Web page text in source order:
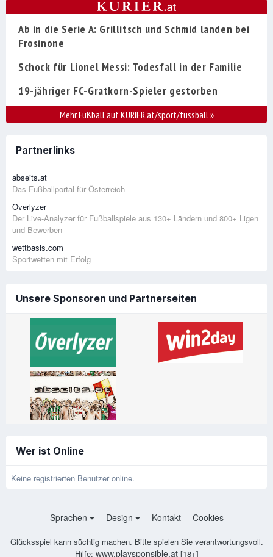
Ab in die Serie A: Grillitsch und Schmid landen bei
Frosinone
Schock für Lionel Messi: Todesfall in der Familie
19-jähriger FC-Gratkorn-Spieler gestorben
Mehr Fußball auf KURIER.at/sport/fussball»
Partnerlinks
abseits.at
Das Fußballportal für Österreich
Overlyzer
Der Live-Analyzer für Fußballspiele aus 130+ Ländern und 800+ Ligen
und Bewerben
wettbasis.com
Sportwetten mit Erfolg
Unsere Sponsoren und Partnerseiten
Wer ist Online
Keine registrierten Benutzer online.
Sprachen Design Kontakt Cookies
Glücksspiel kann süchtig machen. Bitte spielen Sie verantwortungsvoll.
Hilfe: www.playsponsible.at[18+]